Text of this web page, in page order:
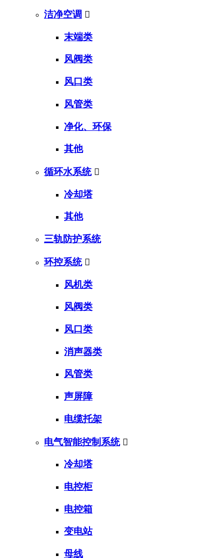
洁净空调 
末端类
风阀类
风口类
风管类
净化、环保
其他
循环水系统 
冷却塔
其他
三轨防护系统
环控系统 
风机类
风阀类
风口类
消声器类
风管类
声屏障
电缆托架
电气智能控制系统 
冷却塔
电控柜
电控箱
变电站
母线